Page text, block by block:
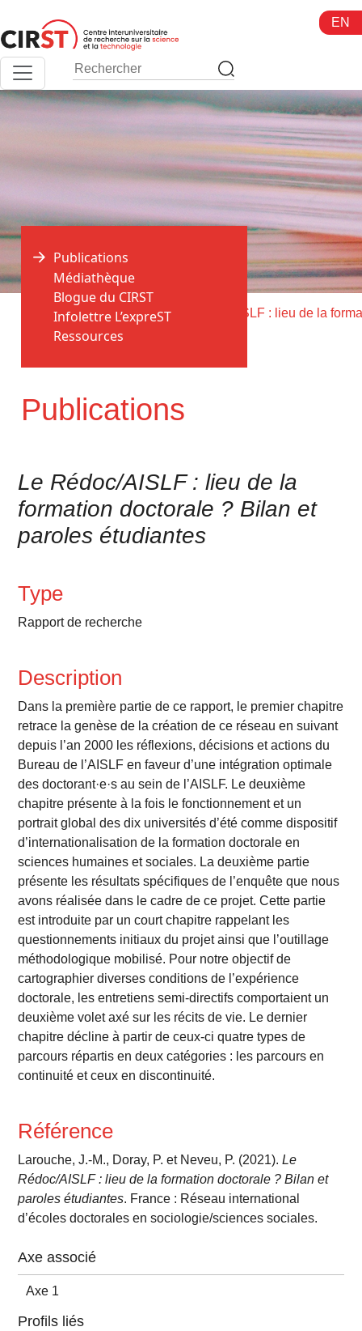
au
contenu
EN
Accueil > Publications >
Publications
Publications
Médiathèque
Blogue du CIRST
Infolettre L’expreST
Ressources
Le Rédoc/AISLF : lieu de la
formation doctorale ? Bilan et
paroles étudiantes
Type
Rapport de recherche
Description
Dans la première partie de ce rapport, le premier chapitre
retrace la genèse de la création de ce réseau en suivant
depuis l’an 2000 les réflexions, décisions et actions du
Bureau de l’AISLF en faveur d’une intégration optimale
des doctorant·e·s au sein de l’AISLF. Le deuxième
chapitre présente à la fois le fonctionnement et un
portrait global des dix universités d’été comme dispositif
d’internationalisation de la formation doctorale en
sciences humaines et sociales. La deuxième partie
présente les résultats spécifiques de l’enquête que nous
avons réalisée dans le cadre de ce projet. Cette partie
est introduite par un court chapitre rappelant les
questionnements initiaux du projet ainsi que l’outillage
méthodologique mobilisé. Pour notre objectif de
cartographier diverses conditions de l’expérience
doctorale, les entretiens semi-directifs comportaient un
deuxième volet axé sur les récits de vie. Le dernier
chapitre décline à partir de ceux-ci quatre types de
parcours répartis en deux catégories : les parcours en
continuité et ceux en discontinuité.
Référence
Larouche, J.-M., Doray, P. et Neveu, P. (2021).Le
Rédoc/AISLF : lieu de la formation doctorale ? Bilan et
paroles étudiantes. France : Réseau international
d’écoles doctorales en sociologie/sciences sociales.
Axe associé
Axe 1
Profils liés